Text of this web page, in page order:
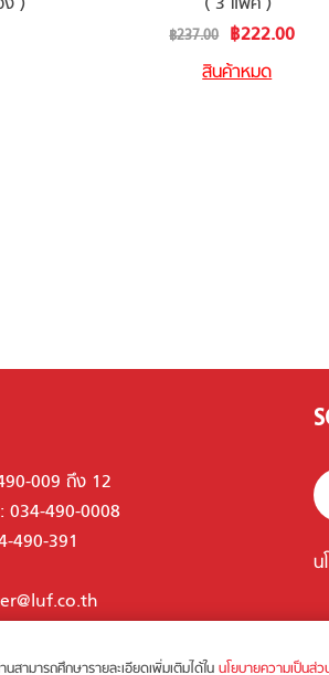
Special
Price
฿222.00
฿237.00
สินค้าหมด
009 ถึง 12
034-490-0008
490-391
น
สามารถศึกษารายละเอียดเพิ่มเติมได้ใน นโยบายความเป็นส่